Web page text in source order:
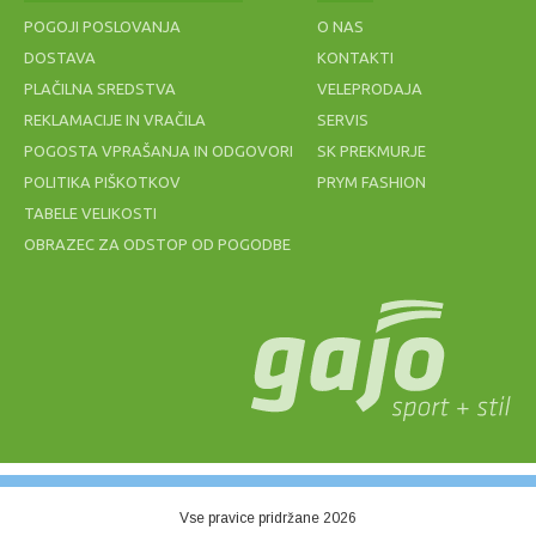
36,60 €
33,75 €
60,00 €
POGOJI POSLOVANJA
DOSTAVA
PLAČILNA SREDSTVA
REKLAMACIJE IN VRAČILA
POGOSTA VPRAŠANJA IN ODGOVORI
POLITIKA PIŠKOTKOV
TABELE VELIKOSTI
OBRAZEC ZA ODSTOP OD POGODBE
O NAS
KONTAKTI
VELEPRODAJA
SERVIS
SK PREKMURJE
PRYM FASHION
Vse pravice pridržane 2026